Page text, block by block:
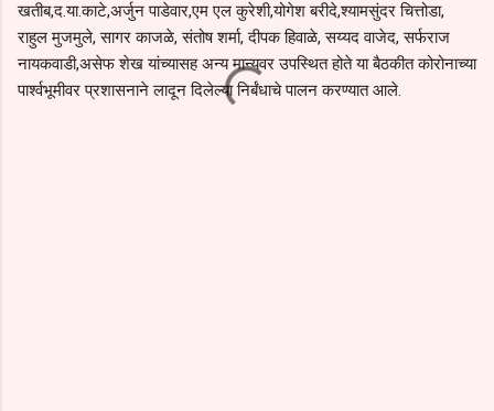
खतीब,द.या.काटे,अर्जुन पाडेवार,एम एल कुरेशी,योगेश बरीदे,श्यामसुंदर चित्तोडा,
राहुल मुजमुले, सागर काजळे, संतोष शर्मा, दीपक हिवाळे, सय्यद वाजेद, सर्फराज
नायकवाडी,असेफ शेख यांच्यासह अन्य मान्यवर उपस्थित होते या बैठकीत कोरोनाच्या
पार्श्वभूमीवर प्रशासनाने लादून दिलेल्या निर्बंधाचे पालन करण्यात आले.